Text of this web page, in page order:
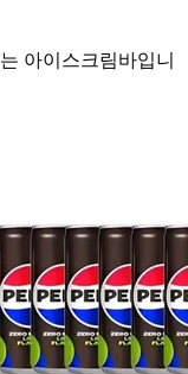
아이스크림바입니